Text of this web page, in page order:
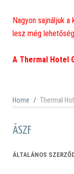
Nagyon sajnáljuk
lesz még
A Thermal Hotel
Home Thermal
ÁSZF
ÁLTALÁNOS